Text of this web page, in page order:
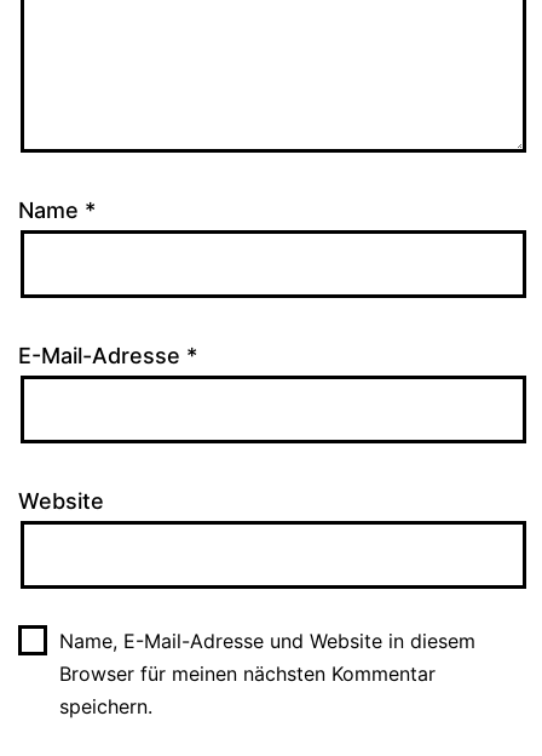
Name *
E-Mail-Adresse *
Website
Name, E-Mail-Adresse und Website in diesem
Browser für meinen nächsten Kommentar
speichern.